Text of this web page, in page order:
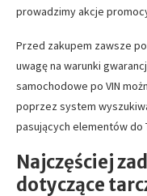
prowadzimy akcje
Przed zakupem zawsze
uwagę na warunki
samochodowe po VIN
poprzez system
pasujących elementów do
Najczęściej
dotyczące